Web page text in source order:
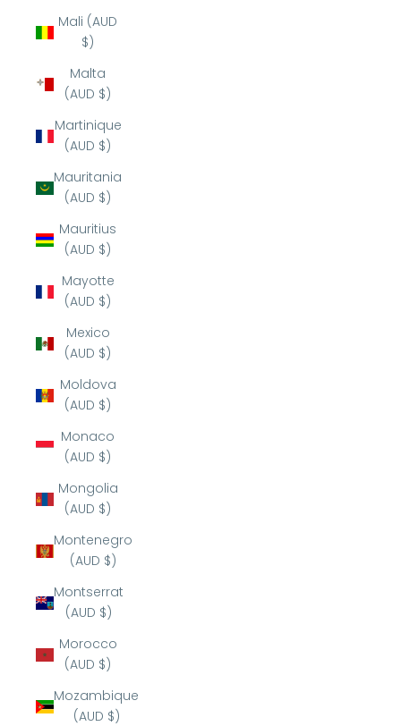
Mali (AUD
$)
Malta
(AUD $)
Martinique
(AUD $)
Mauritania
(AUD $)
Mauritius
(AUD $)
Mayotte
(AUD $)
Mexico
(AUD $)
Moldova
(AUD $)
Monaco
(AUD $)
Mongolia
(AUD $)
Montenegro
(AUD $)
Montserrat
(AUD $)
Morocco
(AUD $)
Mozambique
(AUD $)